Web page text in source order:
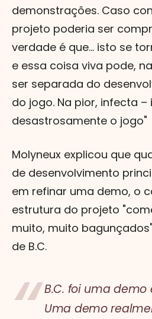
demonstrações. Caso
projeto poderia ser
verdade é que... isto se
e essa coisa viva pode,
ser separada do
do jogo. Na pior, infecta –
desastrosamente o jogo"
Molyneux explicou que
de desenvolvimento
em refinar uma demo, o
estrutura do projeto
muito, muito
de B.C.
B.C. foi uma demo
Uma demo